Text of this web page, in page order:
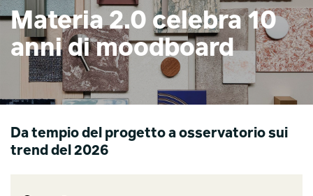
Materia 2.0 celebra 10
anni di moodboard
Da tempio del progetto a osservatorio sui
trend del 2026